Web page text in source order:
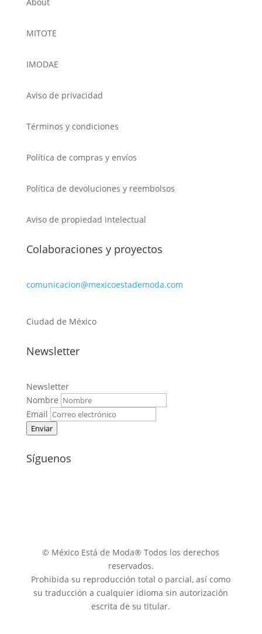
MITOTE
IMODAE
Aviso de privacidad
Términos y condiciones
Política de compras y envíos
Política de devoluciones y reembolsos
Aviso de propiedad intelectual
Colaboraciones y proyectos
comunicacion@mexicoestademoda.com
Ciudad de México
Newsletter
Newsletter
Nombre
Email
Enviar
Síguenos
© México Está de Moda® Todos los derechos
reservados.
Prohibida su reproducción total o parcial, así como
su traducción a cualquier idioma sin autorización
escrita de su titular.